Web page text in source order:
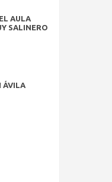
AULA
SALINERO
ÁVILA